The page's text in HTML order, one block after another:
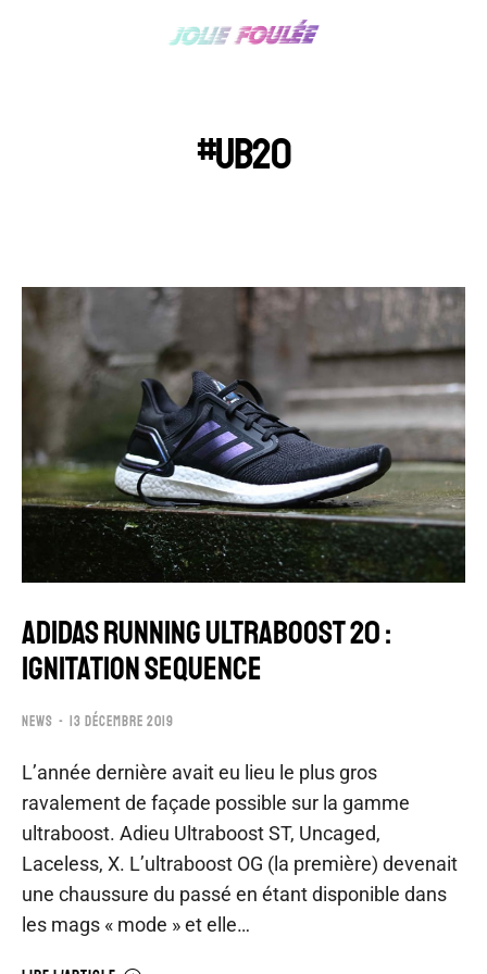
#UB20
ADIDAS RUNNING ULTRABOOST 20 :
IGNITATION SEQUENCE
NEWS 13 DÉCEMBRE 2019
L’année dernière avait eu lieu le plus gros
ravalement de façade possible sur la gamme
ultraboost. Adieu Ultraboost ST, Uncaged,
Laceless, X. L’ultraboost OG (la première) devenait
une chaussure du passé en étant disponible dans
les mags « mode » et elle…